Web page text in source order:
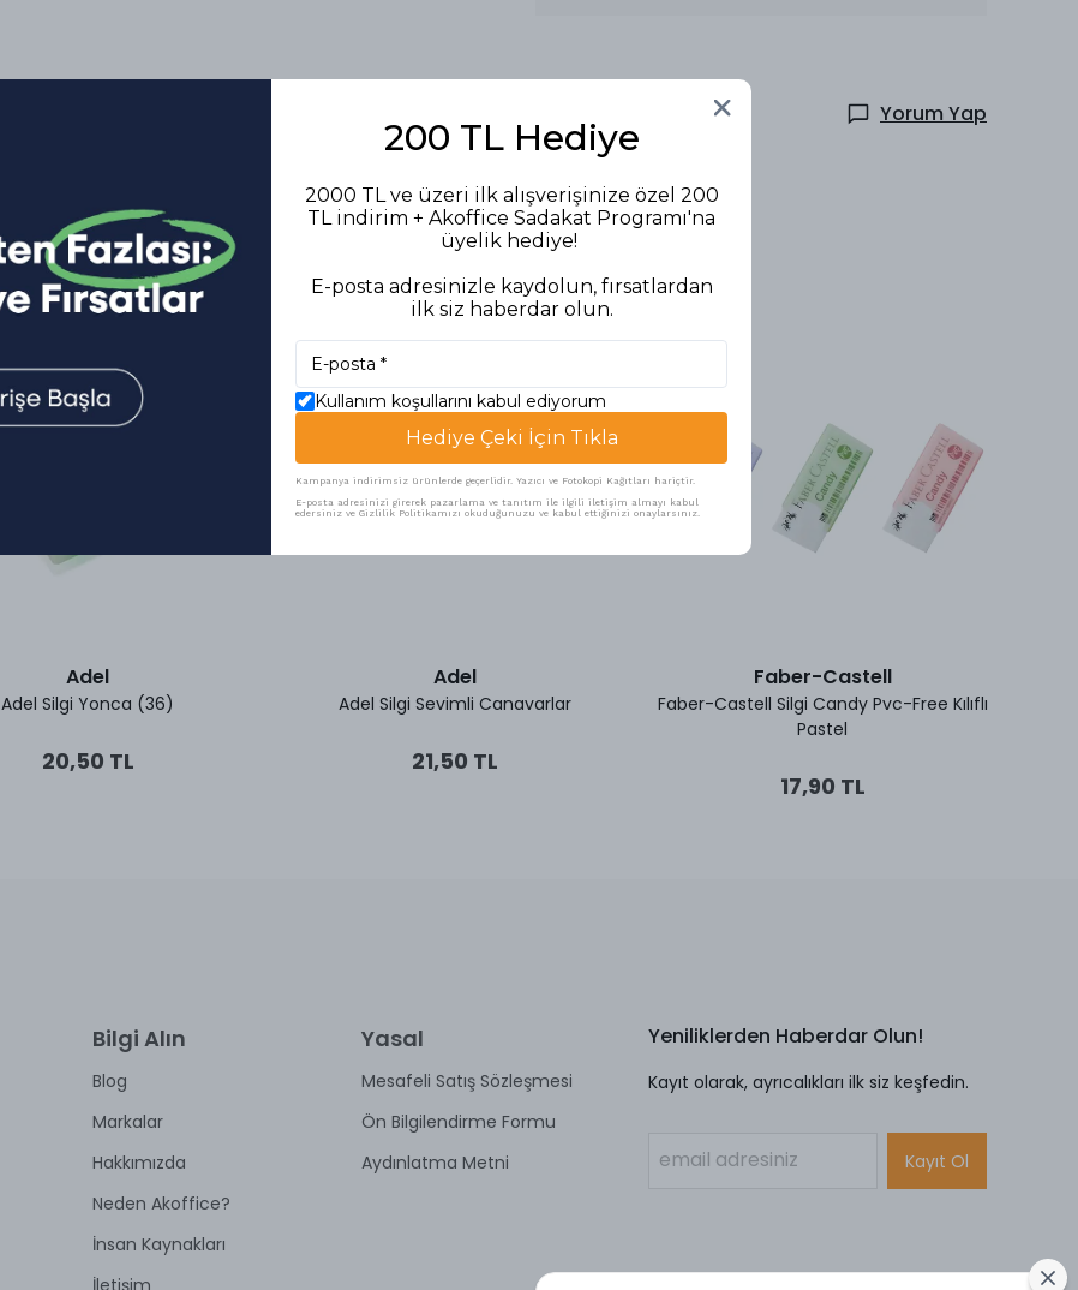
Yorum Yap
Benzer Ürünler
Adel
Adel Silgi Yonca (36)
20,50 TL
Adel
Adel Silgi Sevimli Canavarlar
21,50 TL
Faber-Castell
Faber-Castell Silgi Candy Pvc-Free Kılıflı
Pastel
17,90 TL
Bilgi Alın
Blog
Markalar
Hakkımızda
Neden Akoffice?
İnsan Kaynakları
Yasal
Mesafeli Satış Sözleşmesi
Ön Bilgilendirme Formu
Aydınlatma Metni
Yeniliklerden Haberdar Olun!
Kayıt olarak, ayrıcalıkları ilk siz keşfedin.
Kayıt Ol
200 TL Hediye
2000 TL ve üzeri ilk alışverişinize özel 200
TL indirim + Akoffice Sadakat Programı'na
üyelik hediye!
E-posta adresinizle kaydolun, fırsatlardan
ilk siz haberdar olun.
Kullanım koşullarını kabul ediyorum
Hediye Çeki İçin Tıkla
Kampanya indirimsiz ürünlerde geçerlidir. Yazıcı ve Fotokopi Kağıtları hariçtir.
E-posta adresinizi girerek pazarlama ve tanıtım ile ilgili iletişim almayı kabul
edersiniz ve Gizlilik Politikamızı okuduğunuzu ve kabul ettiğinizi onaylarsınız.